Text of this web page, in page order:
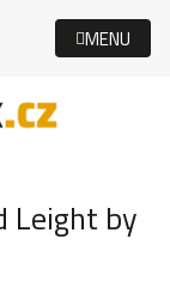
Leight by